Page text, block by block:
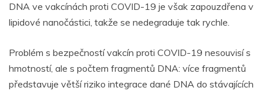
DNA ve vakcínách proti COVID-19 je však zapouzdřena v
lipidové nanočástici, takže se nedegraduje tak rychle.
Problém s bezpečností vakcín proti COVID-19 nesouvisí s
hmotností, ale s počtem fragmentů DNA: více fragmentů
představuje větší riziko integrace dané DNA do stávajících